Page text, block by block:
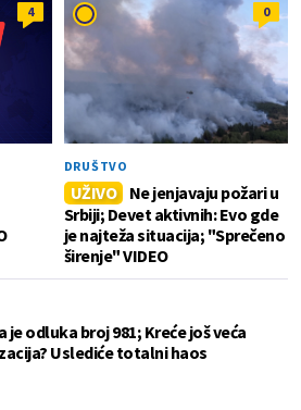
4 0
DRUŠTVO
UŽIVO
Ne jenjavaju požari u
Srbiji; Devet aktivnih: Evo gde
je najteža situacija; "Sprečeno
širenje" VIDEO
je odluka broj 981; Kreće još veća
Uslediće totalni haos